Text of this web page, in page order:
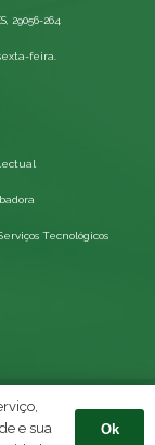
29056-264
feira.
Tecnológicos
©
e sua
Ok